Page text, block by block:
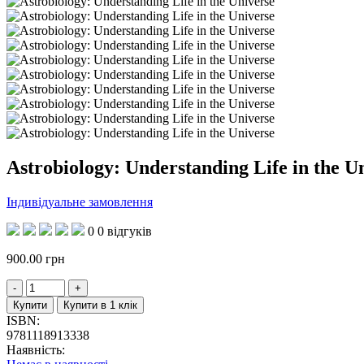
Astrobiology: Understanding Life in the
Індивідуальне замовлення
0 0 відгуків
900.00 грн
Купити Купити в 1 клік
ISBN:
9781118913338
Наявність: